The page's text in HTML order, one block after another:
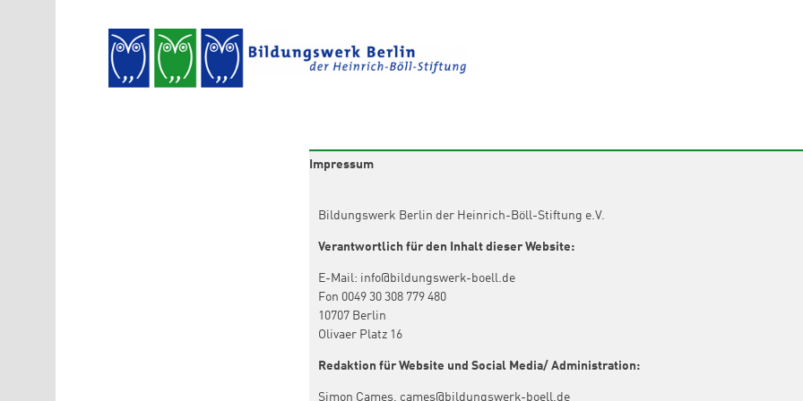
Impressum
Bildungswerk Berlin der Heinrich-Böll-Stiftung e.V.
Verantwortlich für den Inhalt dieser Website:
E-Mail: info@bildungswerk-boell.de
Fon 0049 30 308 779 480
10707 Berlin
Olivaer Platz 16
Redaktion für Website und Social Media/ Administration:
Simon Cames, cames@bildungswerk-boell.de